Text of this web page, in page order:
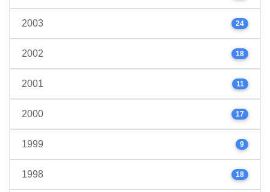
2003 24
2002 18
2001 11
2000 17
1999 9
1998 18